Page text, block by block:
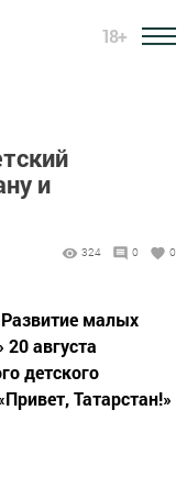
18+
и
324 0 0
малых
20 августа
детского
Татарстан!»